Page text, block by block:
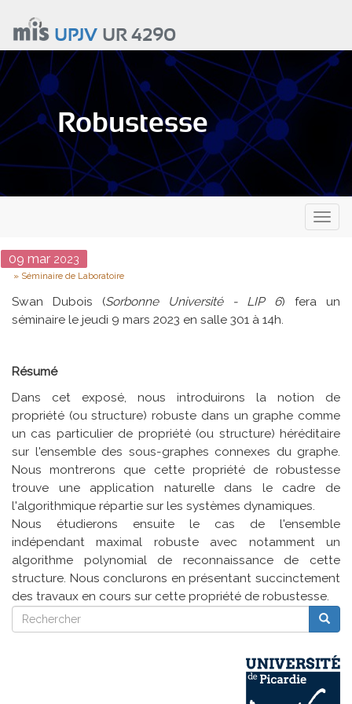
contenu
principal
UPJVUR 4290
Robustesse
Date
09 mar2023
Type
Séminaire de Laboratoire
Swan Dubois (Sorbonne Université - LIP 6) fera un
séminaire le jeudi 9 mars 2023 en salle 301 à 14h.
Résumé
Dans cet exposé, nous introduirons la notion de
propriété (ou structure) robuste dans un graphe comme
un cas particulier de propriété (ou structure) héréditaire
sur l'ensemble des sous-graphes connexes du graphe.
Nous montrerons que cette propriété de robustesse
trouve une application naturelle dans le cadre de
l'algorithmique répartie sur les systèmes dynamiques.
Nous étudierons ensuite le cas de l'ensemble
indépendant maximal robuste avec notamment un
algorithme polynomial de reconnaissance de cette
structure. Nous conclurons en présentant succinctement
des travaux en cours sur cette propriété de robustesse.
Rechercher
Rechercher